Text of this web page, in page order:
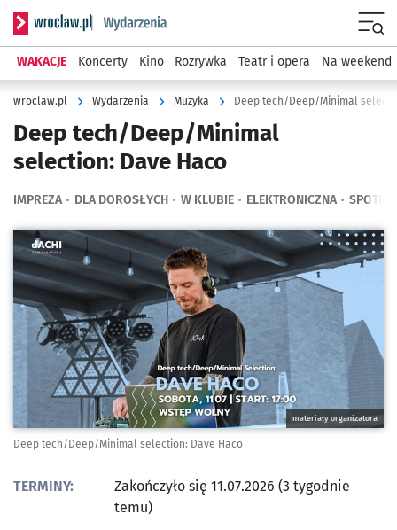
Serwis informacyjny wroclaw.pl podserwis: Wydarzenia
WAKACJE Koncerty Kino Rozrywka Teatr i opera Na weekend
wroclaw.pl Wydarzenia Muzyka Deep tech/Deep/Minimal
Deep tech/Deep/Minimal
selection: Dave Haco
IMPREZA DLA DOROSŁYCH W KLUBIE ELEKTRONICZNA
Kliknij, aby powiększyć
materiały organizatora
Deep tech/Deep/Minimal selection: Dave Haco
TERMINY:
Zakończyło się 11.07.2026 (3 tygodnie
temu)